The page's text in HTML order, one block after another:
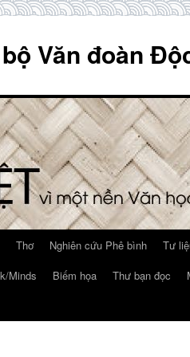
Văn đoàn
Thơ Nghiên cứu Phê bình Tư
Minds Biếm họa Thư bạn đọc